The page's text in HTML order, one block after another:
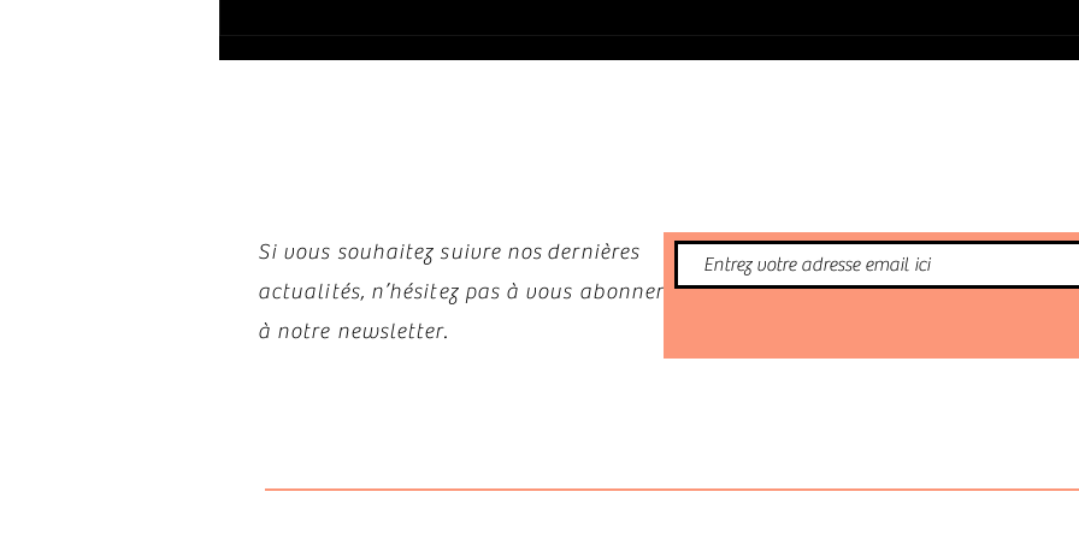
Si vous souhaitez suivre nos dernières
actualités, n’hésitez pas à vous abonner
à notre newsletter.